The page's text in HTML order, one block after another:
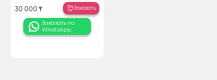
30 000 ₸ Заказать
Заказать по
WhatsApp